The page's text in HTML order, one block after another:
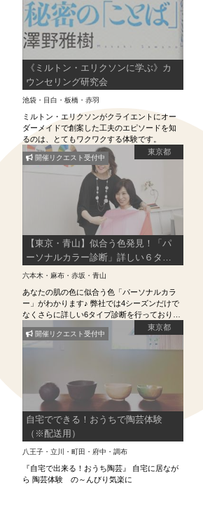
《ミルトン・エリクソンに学ぶ》カ
ウンセリング研究会
池袋・目白・板橋・赤羽
ミルトン・エリクソンがクライエントにオー
ダーメイドで創案した工夫のエピソードを知
るのは、とてもワクワクする体験です。
東京都
【東京・青山】似合う色発見！「パ
ーソナルカラー診断」詳しい６タイ
プ診断で実施！外苑前駅より徒歩４
六本木・麻布・赤坂・青山
あなたの肌の色に似合う色「パーソナルカラ
ー」がわかります♪ 弊社では4シーズンだけで
なくさらに詳しい6タイプ診断を行っておりま
す。 ファッションやメイクでパーソナルカラ
ーを取り入れて魅力をアップさせましょう
開催リクエスト受付中
東京都
自宅でできる！おうちで陶芸体験
（※配送用）
八王子・立川・町田・府中・調布
『自宅で出来る！おうち陶芸』 自宅に居なが
ら 陶芸体験 の～んびり気楽に
開催リクエスト受付中